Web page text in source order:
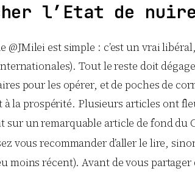
l’Etat de
@JMilei est simple : c’est un vrai
Tout le reste doit
pour les opérer, et de poches de
à la prospérité. Plusieurs articles ont
sur un remarquable article de fond du
vous recommander d’aller le lire,
moins récent). Avant de vous